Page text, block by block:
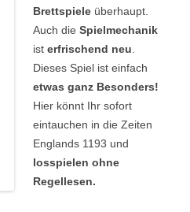
Brettspiele überhaupt.
Auch die Spielmechanik
ist erfrischend neu.
Dieses Spiel ist einfach
etwas ganz Besonders!
Hier könnt Ihr sofort
eintauchen in die Zeiten
Englands 1193 und
losspielen ohne
Regellesen.